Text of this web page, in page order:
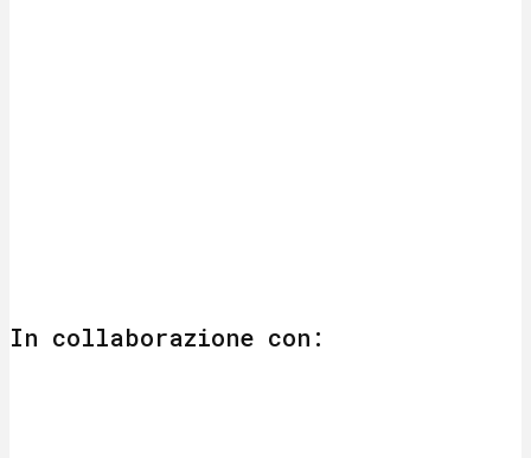
In collaborazione con: